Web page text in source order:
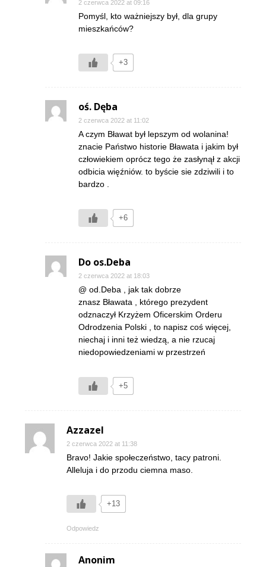
2 czerwca 2022 at 09:16
Pomyśl, kto ważniejszy był, dla grupy
mieszkańców?
+3
oś. Dęba
2 czerwca 2022 at 11:02
A czym Bławat był lepszym od wolanina!
znacie Państwo historie Bławata i jakim był
człowiekiem oprócz tego że zasłynął z akcji
odbicia więźniów. to byście sie zdziwili i to
bardzo .
+6
Do os.Deba
2 czerwca 2022 at 18:03
@ od.Deba , jak tak dobrze
znasz Bławata , którego prezydent
odznaczył Krzyżem Oficerskim Orderu
Odrodzenia Polski , to napisz coś więcej,
niechaj i inni też wiedzą, a nie rzucaj
niedopowiedzeniami w przestrzeń
+5
Azzazel
2 czerwca 2022 at 11:38
Bravo! Jakie społeczeństwo, tacy patroni.
Alleluja i do przodu ciemna maso.
+13
Odpowiedz
Anonim